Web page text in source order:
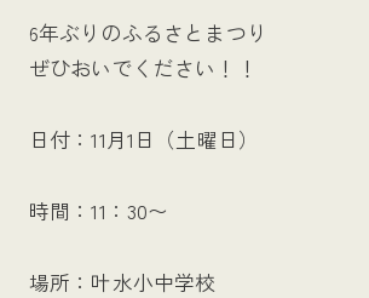
6年ぶりのふるさとまつり
ぜひおいでください！！
日付：11月1日（土曜日）
時間：11：30〜
場所：叶水小中学校